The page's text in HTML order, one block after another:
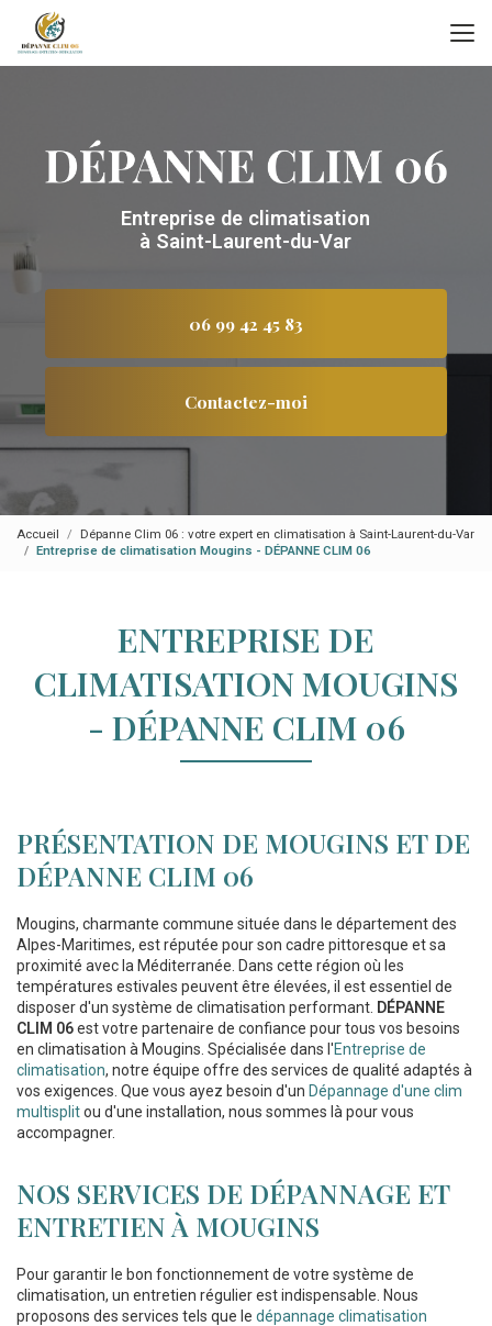
contenu
Entreprise de climatisation
à Saint-Laurent-du-Var
06 99 42 45 83
Contactez-moi
Accueil
Dépanne Clim 06 : votre expert en climatisation à Saint-Laurent-du-Var
Entreprise de climatisation Mougins - DÉPANNE CLIM 06
ENTREPRISE DE
CLIMATISATION MOUGINS
- DÉPANNE CLIM 06
PRÉSENTATION DE MOUGINS ET DE
DÉPANNE CLIM 06
Mougins, charmante commune située dans le département des
Alpes-Maritimes, est réputée pour son cadre pittoresque et sa
proximité avec la Méditerranée. Dans cette région où les
températures estivales peuvent être élevées, il est essentiel de
disposer d'un système de climatisation performant. DÉPANNE
CLIM 06est votre partenaire de confiance pour tous vos besoins
en climatisation à Mougins. Spécialisée dans l'Entreprise de
climatisation, notre équipe offre des services de qualité adaptés à
vos exigences. Que vous ayez besoin d'un Dépannage d'une clim
multisplitou d'une installation, nous sommes là pour vous
accompagner.
NOS SERVICES DE DÉPANNAGE ET
ENTRETIEN À MOUGINS
Pour garantir le bon fonctionnement de votre système de
climatisation, un entretien régulier est indispensable. Nous
proposons des services tels que le dépannage climatisation